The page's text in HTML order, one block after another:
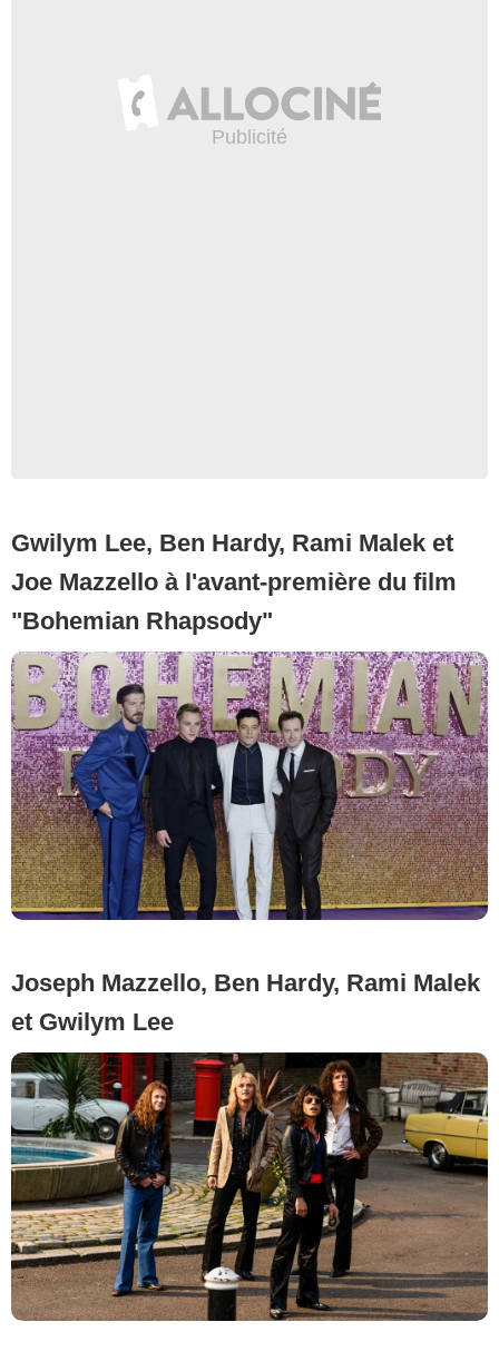
Gwilym Lee, Ben Hardy, Rami Malek et
Joe Mazzello à l'avant-première du film
"Bohemian Rhapsody"
Joseph Mazzello, Ben Hardy, Rami Malek
et Gwilym Lee